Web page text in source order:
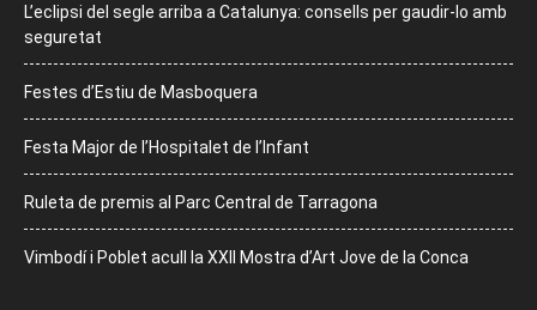
L’eclipsi del segle arriba a Catalunya: consells per gaudir-lo amb
seguretat
Festes d’Estiu de Masboquera
Festa Major de l’Hospitalet de l’Infant
Ruleta de premis al Parc Central de Tarragona
Vimbodí i Poblet acull la XXII Mostra d’Art Jove de la Conca